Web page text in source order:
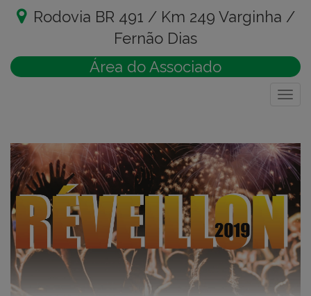
Rodovia BR 491 / Km 249 Varginha /
Fernão Dias
Área do Associado